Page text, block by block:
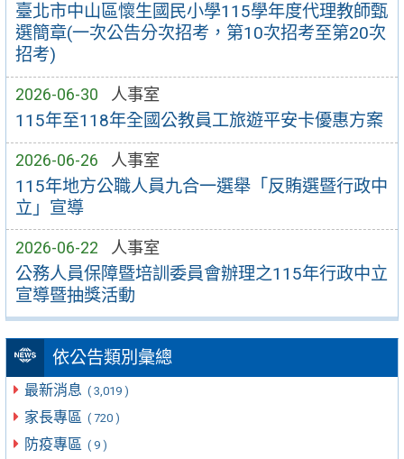
臺北市中山區懷生國民小學115學年度代理教師甄
選簡章(一次公告分次招考，第10次招考至第20次
招考)
2026-06-30 人事室
115年至118年全國公教員工旅遊平安卡優惠方案
2026-06-26 人事室
115年地方公職人員九合一選舉「反賄選暨行政中
立」宣導
2026-06-22 人事室
公務人員保障暨培訓委員會辦理之115年行政中立
宣導暨抽獎活動
依公告類別彙總
最新消息 ( 3,019 )
家長專區 ( 720 )
防疫專區 ( 9 )